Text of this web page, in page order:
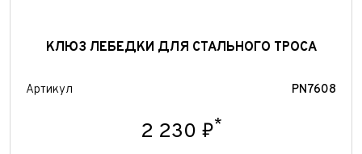
КЛЮЗ ЛЕБЕДКИ ДЛЯ СТАЛЬНОГО ТРОСА
Артикул PN7608
2 230 ₽*